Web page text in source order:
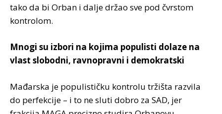
tako da bi Orban i dalje držao sve pod čvrstom
kontrolom.
Mnogi su izbori na kojima populisti dolaze na
vlast slobodni, ravnopravni i demokratski
Mađarska je populističku kontrolu tržišta razvila
do perfekcije – i to ne sluti dobro za SAD, jer